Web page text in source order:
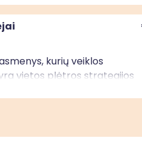
kurių veiklos
vietos plėtros strategijos
kurios teritorijoje